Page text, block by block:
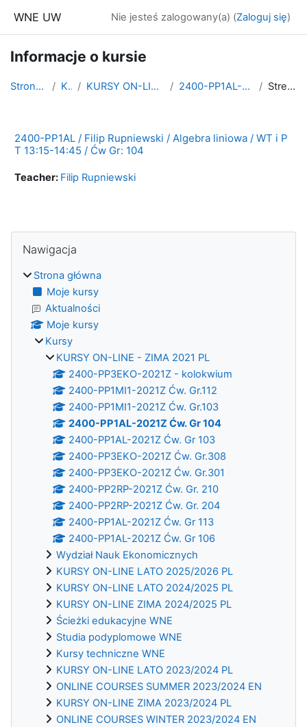
WNE UW Nie jesteś zalogowany(a) (Zaloguj się)
Informacje o kursie
Strona główna Kursy KURSY ON-LINE - ZIMA 2021 PL 2400-PP1AL-2021Z Ćw. Gr 104 Streszczenie
2400-PP1AL / Filip Rupniewski / Algebra liniowa / WT i P
T 13:15-14:45 / Ćw Gr: 104
Teacher: Filip Rupniewski
Bloki
Nawigacja
Strona główna
Moje kursy
Aktualności
Moje kursy
Kursy
KURSY ON-LINE - ZIMA 2021 PL
2400-PP3EKO-2021Z - kolokwium
2400-PP1MI1-2021Z Ćw. Gr.112
2400-PP1MI1-2021Z Ćw. Gr.103
2400-PP1AL-2021Z Ćw. Gr 104
2400-PP1AL-2021Z Ćw. Gr 103
2400-PP3EKO-2021Z Ćw. Gr.308
2400-PP3EKO-2021Z Ćw. Gr.301
2400-PP2RP-2021Z Ćw. Gr. 210
2400-PP2RP-2021Z Ćw. Gr. 204
2400-PP1AL-2021Z Ćw. Gr 113
2400-PP1AL-2021Z Ćw. Gr 106
Wydział Nauk Ekonomicznych
KURSY ON-LINE LATO 2025/2026 PL
KURSY ON-LINE LATO 2024/2025 PL
KURSY ON-LINE ZIMA 2024/2025 PL
Ścieżki edukacyjne WNE
Studia podyplomowe WNE
Kursy techniczne WNE
KURSY ON-LINE LATO 2023/2024 PL
ONLINE COURSES SUMMER 2023/2024 EN
KURSY ON-LINE ZIMA 2023/2024 PL
ONLINE COURSES WINTER 2023/2024 EN